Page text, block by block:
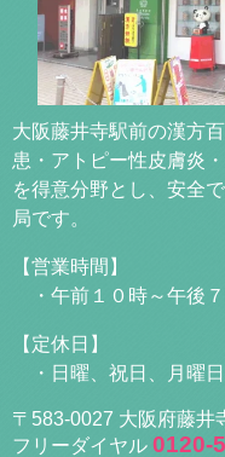
大阪藤井寺駅前の漢方
患・アトピー性皮膚炎
を得意分野とし、安全
局です。
【営業時間】
・午前１０時～午後
【定休日】
・日曜、祝日、月曜
〒583-0027 大阪府藤井
フリーダイヤル 0120-